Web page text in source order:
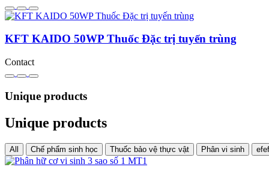
KFT KAIDO 50WP Thuốc Đặc trị tuyến trùng
Contact
Unique products
Unique products
All Chế phẩm sinh học Thuốc bảo vệ thực vật Phân vi sinh efef